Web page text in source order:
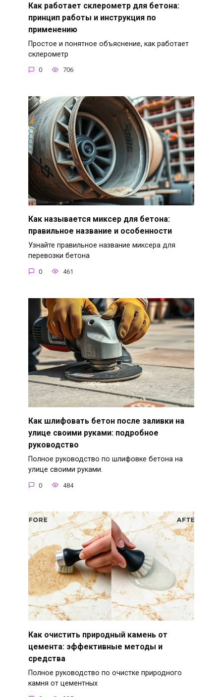
Как работает склерометр для бетона:
принцип работы и инструкция по
применению
Простое и понятное объяснение, как работает
склерометр
0 706
Как называется миксер для бетона:
правильное название и особенности
Узнайте правильное название миксера для
перевозки бетона
0 461
Как шлифовать бетон после заливки на
улице своими руками: подробное
руководство
Полное руководство по шлифовке бетона на
улице своими руками.
0 484
Как очистить природный камень от
цемента: эффективные методы и
средства
Полное руководство по очистке природного
камня от цементных